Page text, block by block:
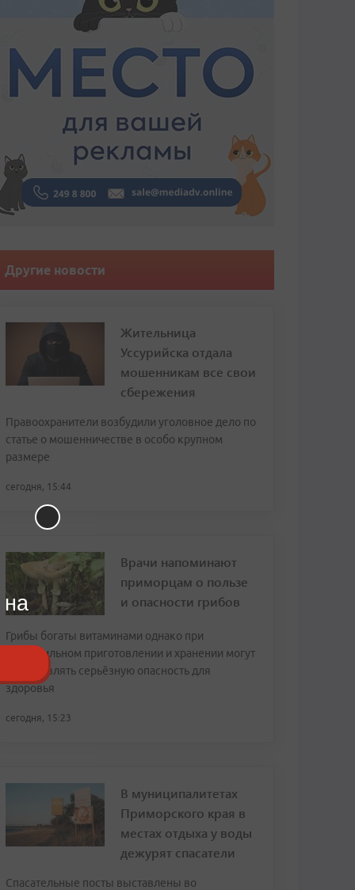
Другие новости
Жительница
Уссурийска отдала
мошенникам все свои
сбережения
Правоохранители возбудили уголовное дело по
статье о мошенничестве в особо крупном
размере
сегодня, 15:44
Врачи напоминают
приморцам о пользе
и опасности грибов
Грибы богаты витаминами однако при
неправильном приготовлении и хранении могут
представлять серьёзную опасность для
здоровья
сегодня, 15:23
В муниципалитетах
Приморского края в
местах отдыха у воды
дежурят спасатели
Спасательные посты выставлены во